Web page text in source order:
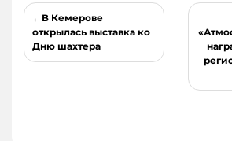
Навигация
по
записям
В Кемерове
открылась выставка ко
Дню шахтера